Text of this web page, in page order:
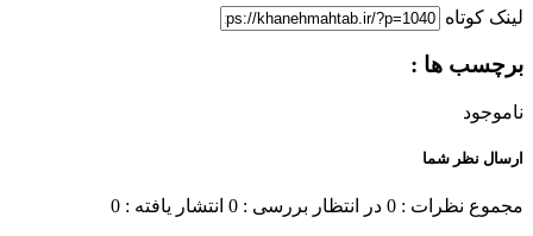
لینک کوتاه
برچسب ها :
ناموجود
ارسال نظر شما
مجموع نظرات : 0 در انتظار بررسی : 0 انتشار یافته : 0